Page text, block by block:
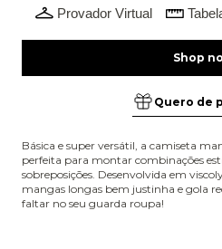
Provador Virtual
Quero de
Básica e super versátil, a camiseta
perfeita para montar combinações
sobreposições. Desenvolvida em
mangas longas bem justinha e gola
faltar no seu guarda roupa!